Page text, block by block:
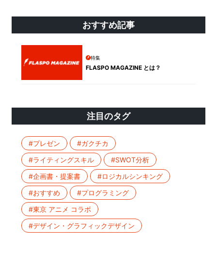
おすすめ記事
特集
FLASPO MAGAZINE とは？
注目のタグ
#プレゼン
#ガクチカ
#ライティングスキル
#SWOT分析
#企画書・提案書
#ロジカルシンキング
#おすすめ
#プログラミング
#東京 アニメ コラボ
#デザイン・グラフィックデザイン